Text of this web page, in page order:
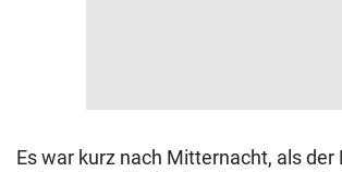
Es war kurz nach Mitternacht, als der